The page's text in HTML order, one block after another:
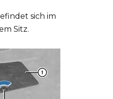
sich im
Sitz.